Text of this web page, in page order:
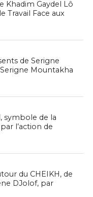
Khadim Gaydel Lô
Travail Face aux
de Serigne
Mountakha
symbole de la
l’action de
du CHEIKH, de
DJolof, par